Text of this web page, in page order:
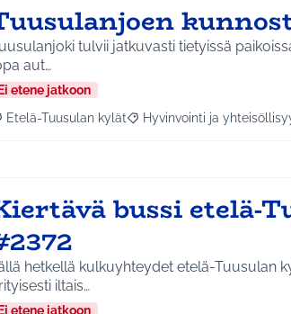
tulvii jatkuvasti tietyissä
aut…
Ei etene jatkoon
tulokset aihepiirin mukaan: Etelä-Tuusulan
Etelä-Tuusulan kylät Rajaa tulokset teeman
Hyvinvointi ja
bussi etelä-
hetkellä kulkuyhteydet etelä-Tuusulan
iltais…
Ei etene jatkoon